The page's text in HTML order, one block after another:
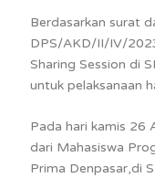
Berdasarkan surat
DPS/AKD/II/IV/
Sharing Session di
untuk pelaksanaan
Pada hari kamis 26
dari Mahasiswa
Prima Denpasar,di